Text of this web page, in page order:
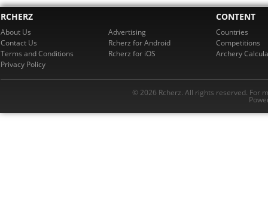
RCHERZ
About Us
Contact Us
Terms and Conditions
Privacy Policy
Advertising
Rcherz for Android
Rcherz for iOS
CONTENT
Countries
Competitions
Archery
© 2026 Rcherz. All rights reserved. For